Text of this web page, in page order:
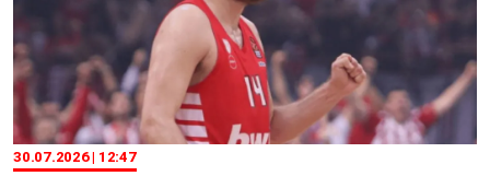
30.07.2026 | 12:47